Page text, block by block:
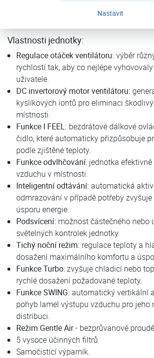
Nastavit
částice, jako je prach, pyl a bakterie.
Vlastnosti jednotky:
Regulace otáček ventilátoru: výběr
rychlostí tak, aby co nejlépe
uživatele.
DC invertorový motor ventilátoru:
kyslíkových iontů pro eliminaci
místnosti.
Funkce I FEEL: bezdrátové dálkové
čidlo, které automaticky přizpůsobuje
podle zjištěné teploty.
Funkce odvlhčování: jednotka
vzduchu v místnosti.
Inteligentní odtávání: automatická
odmrazování v případě potřeby
úsporu energie.
Podsvícení: možnost částečného nebo
světelných kontrolek jednotky.
Tichý noční režim: regulace teploty a
dosažení maximálního komfortu a
Funkce Turbo: zvyšuje chladicí nebo
rychlé dosažení požadované teploty.
Funkce SWING: automatický vertikální
pohyb lamel výstupu vzduchu pro jeho
distribuci.
Režim Gentle Air- bezprůvanové
5 vysoce účinných filtrů
Samočistící výparník.